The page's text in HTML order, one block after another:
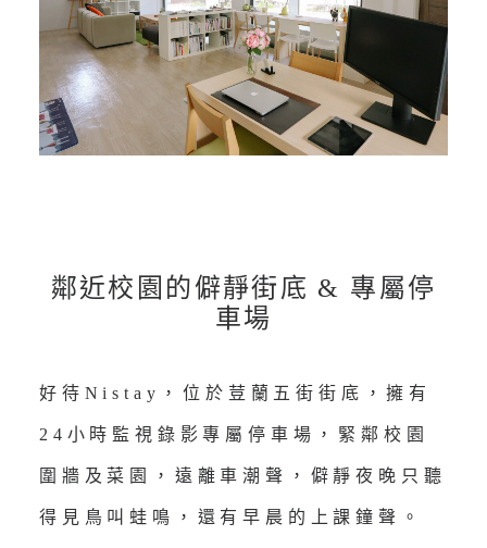
鄰近校園的僻靜街底 & 專屬停
車場
好待Nistay，位於荳蘭五街街底，擁有
24小時監視錄影專屬停車場，緊鄰校園
圍牆及菜園，遠離車潮聲，僻靜夜晚只聽
得見鳥叫蛙鳴，還有早晨的上課鐘聲。